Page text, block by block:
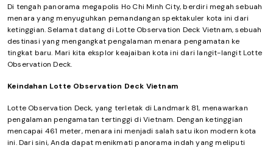
Di tengah panorama megapolis Ho Chi Minh City, berdiri megah sebuah
menara yang menyuguhkan pemandangan spektakuler kota ini dari
ketinggian. Selamat datang di Lotte Observation Deck Vietnam, sebuah
destinasi yang mengangkat pengalaman menara pengamatan ke
tingkat baru. Mari kita eksplor keajaiban kota ini dari langit-langit Lotte
Observation Deck.
Keindahan Lotte Observation Deck Vietnam
Lotte Observation Deck, yang terletak di Landmark 81, menawarkan
pengalaman pengamatan tertinggi di Vietnam. Dengan ketinggian
mencapai 461 meter, menara ini menjadi salah satu ikon modern kota
ini. Dari sini, Anda dapat menikmati panorama indah yang meliputi